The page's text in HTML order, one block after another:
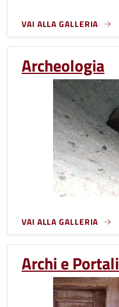
VAI ALLA GALLERIA
Archeologia
VAI ALLA GALLERIA
Archi e Portali